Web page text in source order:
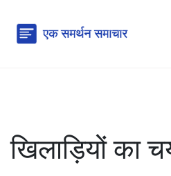
खिलाड़ियों का